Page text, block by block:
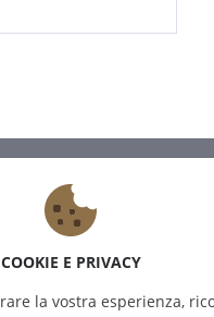
alla nostra newsletter
COOKIE E PRIVACY
la vostra esperienza,